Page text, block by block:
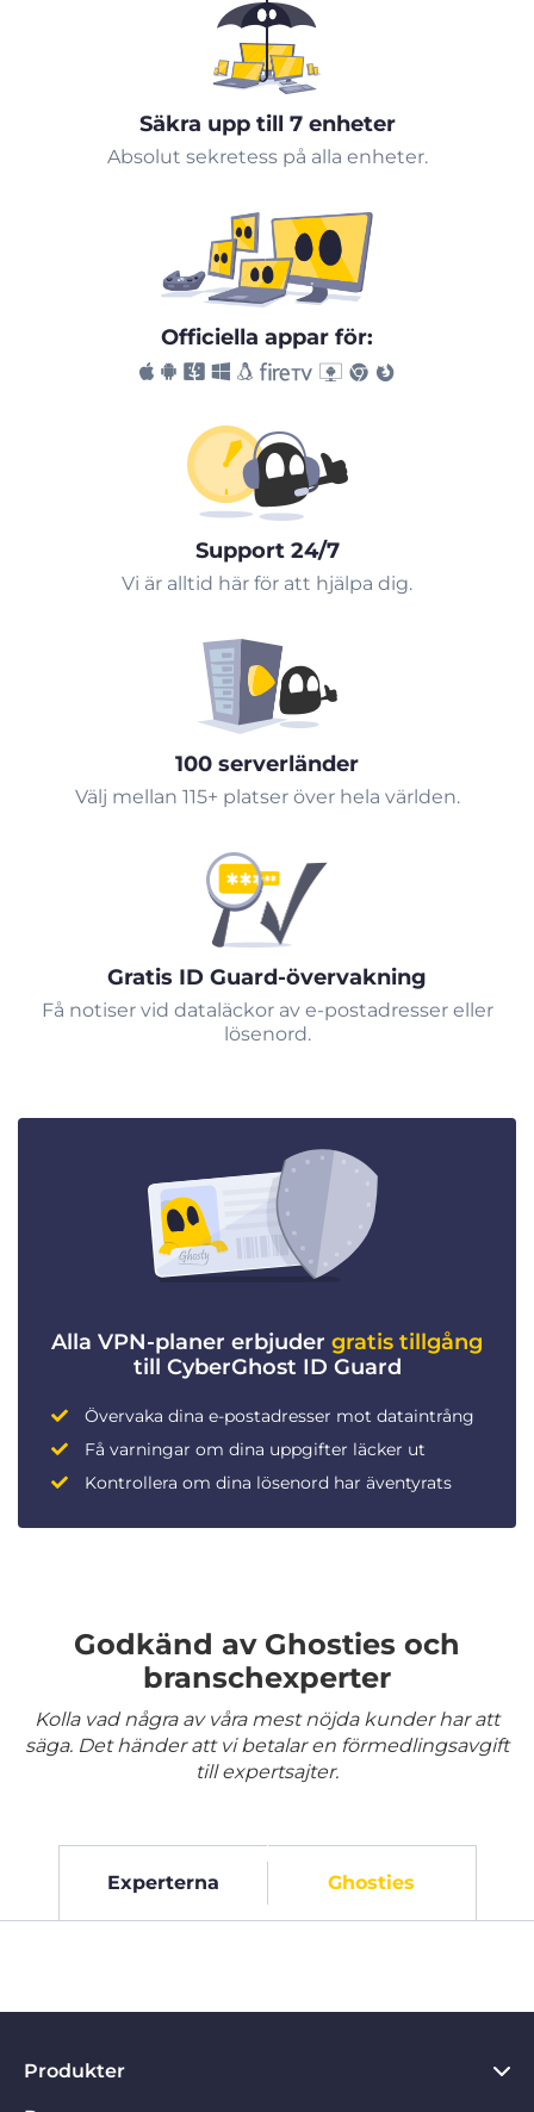
Säkra upp till 7 enheter
Absolut sekretess på alla enheter.
Officiella appar för:
Support 24/7
Vi är alltid här för att hjälpa dig.
100 serverländer
Välj mellan 115+ platser över hela världen.
Gratis ID Guard-övervakning
Få notiser vid dataläckor av e-postadresser eller
lösenord.
Alla VPN-planer erbjuder gratis tillgång
till CyberGhost ID Guard
Övervaka dina e-postadresser mot dataintrång
Få varningar om dina uppgifter läcker ut
Kontrollera om dina lösenord har äventyrats
Godkänd av Ghosties och
branschexperter
Kolla vad några av våra mest nöjda kunder har att
säga. Det händer att vi betalar en förmedlingsavgift
till expertsajter.
Experterna Ghosties
Produkter